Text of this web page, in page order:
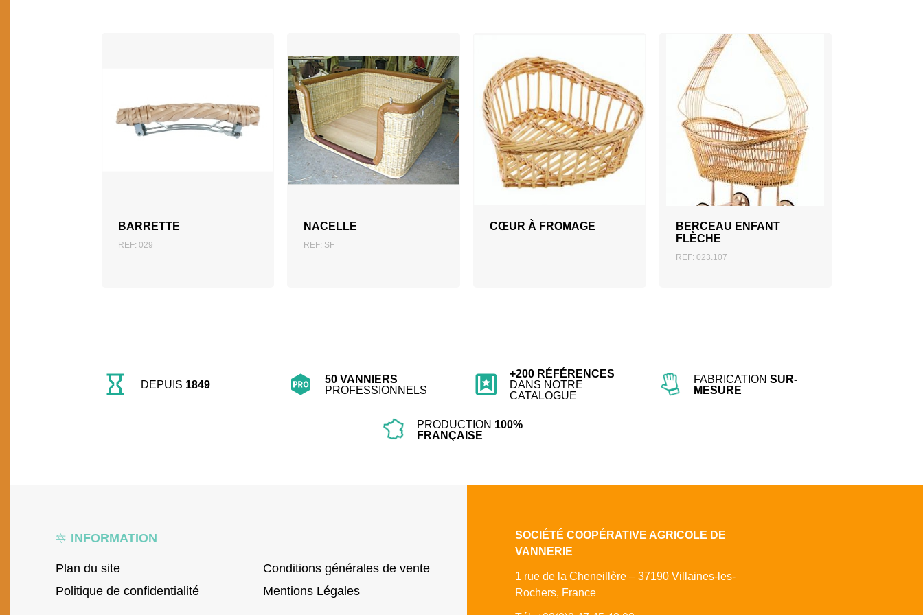
BARRETTE
REF: 029
NACELLE
REF: SF
AJOUTER AU DEVIS
CŒUR À FROMAGE
BERCEAU ENFANT
FLÈCHE
REF: 023.107
AJOUTER AU DEVIS
DEPUIS 1849
50 VANNIERS
PROFESSIONNELS
+200 RÉFÉRENCES
DANS NOTRE
CATALOGUE
FABRICATION SUR-
MESURE
PRODUCTION 100%
FRANÇAISE
INFORMATION
Plan du site
Politique de confidentialité
Conditions générales de vente
Mentions Légales
SOCIÉTÉ COOPÉRATIVE AGRICOLE DE
VANNERIE
1 rue de la Cheneillère – 37190 Villaines-les-
Rochers, France